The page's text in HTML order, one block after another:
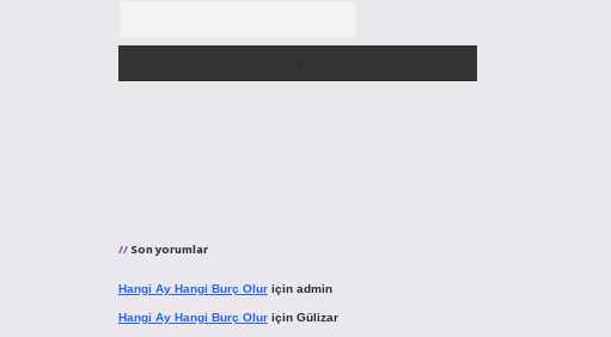
Son yorumlar
Hangi Ay Hangi Burç Oluriçin admin
Hangi Ay Hangi Burç Oluriçin Gülizar